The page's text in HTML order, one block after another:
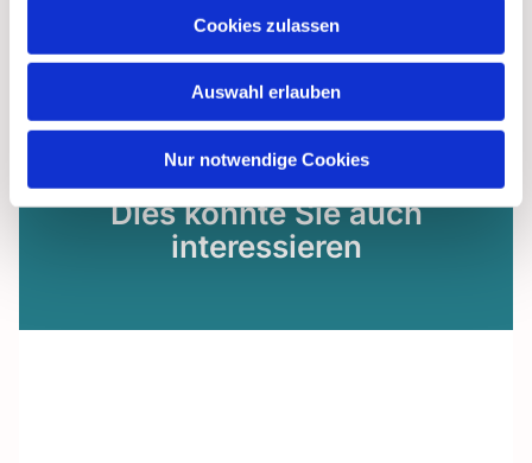
Cookies zulassen
Auswahl erlauben
Nur notwendige Cookies
Dies könnte Sie auch
interessieren